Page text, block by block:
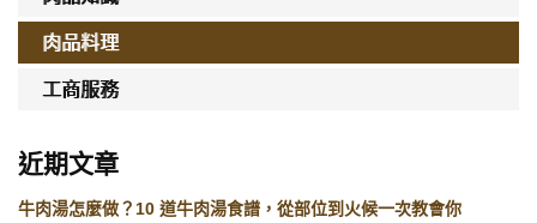
肉品料理
工商服務
近期文章
牛肉湯怎麼做？10 道牛肉湯食譜，從部位到火候一次教會你